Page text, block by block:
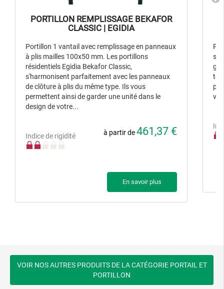
PORTILLON REMPLISSAGE BEKAFOR
CLASSIC | EGIDIA
Portillon 1 vantail avec remplissage en panneaux
à plis mailles 100x50 mm. Les portillons
résidentiels Egidia Bekafor Classic,
s'harmonisent parfaitement avec les panneaux
de clôture à plis du même type. Ils vous
permettent ainsi de garder une unité dans le
design de votre...
Indice de rigidité à partir de461,37 €
En savoir plus
VOIR NOS AUTRES PRODUITS DE LA CATÉGORIE PORTAIL ET
PORTILLON